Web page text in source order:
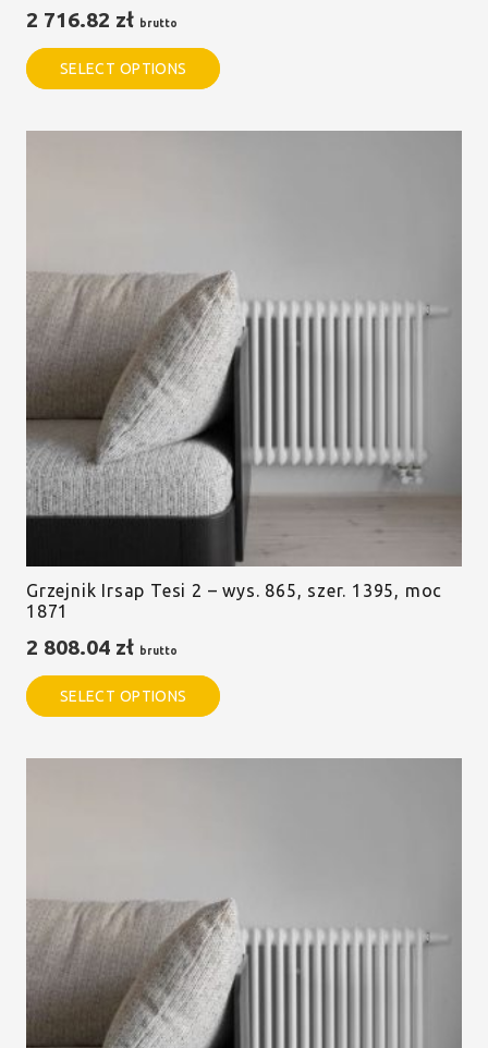
2 716.82 zł brutto
SELECT OPTIONS
Grzejnik Irsap Tesi 2 – wys. 865, szer. 1395, moc
1871
2 808.04 zł brutto
SELECT OPTIONS